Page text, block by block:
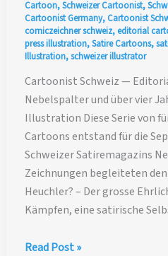
Cartoon,Schweizer Cartoonist,
Cartoonist Germany, Cartoonist
comiczeichner schweiz, editorial
press illustration,Satire Cartoons,
Illustration,schweizer illustrator
Cartoonist Schweiz —
Nebelspalter und über vier
Illustration Diese Serie von
Cartoons entstand für die
Schweizer Satiremagazins
Zeichnungen begleiteten
Heuchler? – Der grosse
Kämpfen, eine satirische
Cartoonist
Read Post »